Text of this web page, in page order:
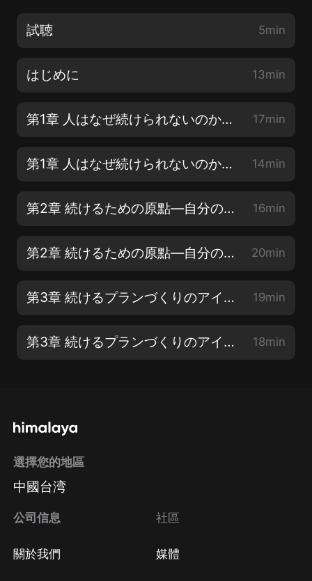
試聴 5min
はじめに 13min
第1章 人はなぜ続けられないのか?―快適感情が人を動かす【1】 17min
第1章 人はなぜ続けられないのか?―快適感情が人を動かす【2】 14min
第2章 続けるための原點―自分の「願望」を明確にする【1】 16min
第2章 続けるための原點―自分の「願望」を明確にする【2】 20min
第3章 続けるプランづくりのアイデア【1】 19min
第3章 続けるプランづくりのアイデア【2】 18min
選擇您的地區
中國台湾
公司信息
關於我們
社區
媒體